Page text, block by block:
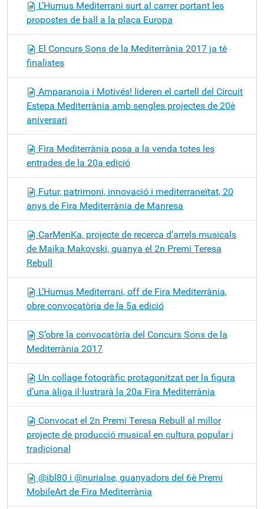
L’Humus Mediterrani surt al carrer portant les
propostes de ball a la plaça Europa
El Concurs Sons de la Mediterrània 2017 ja té
finalistes
Amparanoia i Motivés! lideren el cartell del Circuit
Estepa Mediterrània amb sengles projectes de 20è
aniversari
Fira Mediterrània posa a la venda totes les
entrades de la 20a edició
Futur, patrimoni, innovació i mediterraneïtat, 20
anys de Fira Mediterrània de Manresa
CarMenKa, projecte de recerca d’arrels musicals
de Maika Makovski, guanya el 2n Premi Teresa
Rebull
L’Humus Mediterrani, off de Fira Mediterrània,
obre convocatòria de la 5a edició
S’obre la convocatòria del Concurs Sons de la
Mediterrània 2017
Un collage fotogràfic protagonitzat per la figura
d’una àliga il·lustrarà la 20a Fira Mediterrània
Convocat el 2n Premi Teresa Rebull al millor
projecte de producció musical en cultura popular i
tradicional
@ibl80 i @nurialse, guanyadors del 6è Premi
MobileArt de Fira Mediterrània